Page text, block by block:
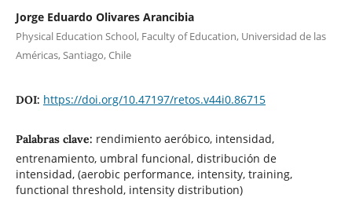
Jorge Eduardo Olivares Arancibia
Physical Education School, Faculty of Education, Universidad de las
Américas, Santiago, Chile
DOI: https://doi.org/10.47197/retos.v44i0.86715
Palabras clave: rendimiento aeróbico, intensidad,
entrenamiento, umbral funcional, distribución de
intensidad, (aerobic performance, intensity, training,
functional threshold, intensity distribution)